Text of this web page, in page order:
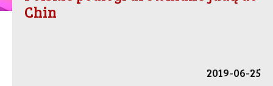
Chin
2019-06-25